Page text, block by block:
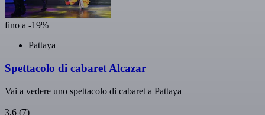
fino a -19%
Pattaya
Spettacolo di cabaret Alcazar
Vai a vedere uno spettacolo di cabaret a Pattaya
3,6 (7)